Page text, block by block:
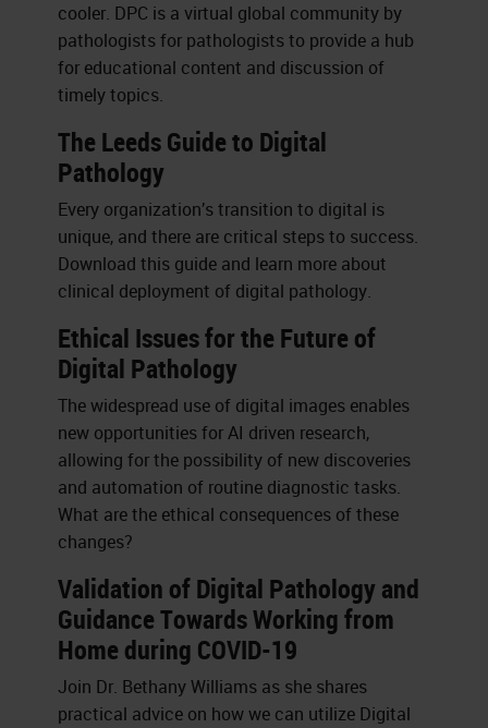
cooler. DPC is a virtual global community by
pathologists for pathologists to provide a hub
for educational content and discussion of
timely topics.
The Leeds Guide to Digital
Pathology
Every organization’s transition to digital is
unique, and there are critical steps to success.
Download this guide and learn more about
clinical deployment of digital pathology.
Ethical Issues for the Future of
Digital Pathology
The widespread use of digital images enables
new opportunities for AI driven research,
allowing for the possibility of new discoveries
and automation of routine diagnostic tasks.
What are the ethical consequences of these
changes?
Validation of Digital Pathology and
Guidance Towards Working from
Home during COVID-19
Join Dr. Bethany Williams as she shares
practical advice on how we can utilize Digital